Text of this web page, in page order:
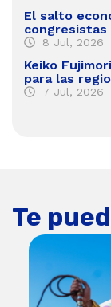
El salto
congresistas
8 Jul, 2026
Keiko
para las
7 Jul, 2026
Te